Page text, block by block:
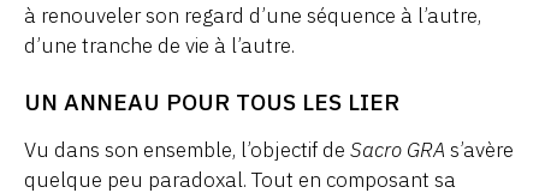
à renouveler son regard d’une séquence à l’autre,
d’une tranche de vie à l’autre.
UN ANNEAU POUR TOUS LES LIER
Vu dans son ensemble, l’objectif de Sacro GRA s’avère
quelque peu paradoxal. Tout en composant sa